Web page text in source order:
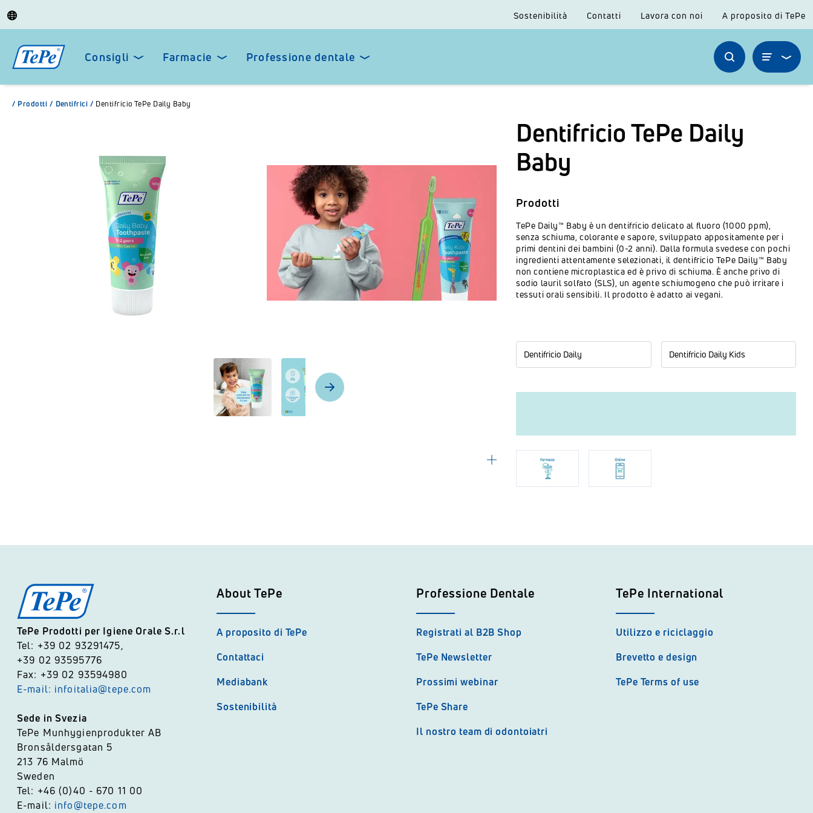
Sostenibilità Contatti Lavora con noi A proposito di TePe
Consigli Farmacie Professione dentale
/ Prodotti / Dentifrici / Dentifricio TePe Daily Baby
Dentifricio TePe Daily
Baby
Prodotti
TePe Daily™ Baby è un dentifricio delicato al fluoro (1000 ppm),
senza schiuma, colorante e sapore, sviluppato appositamente per i
primi dentini dei bambini (0-2 anni). Dalla formula svedese con pochi
ingredienti attentamente selezionati, il dentifricio TePe Daily™ Baby
non contiene microplastica ed è privo di schiuma. È anche privo di
sodio lauril solfato (SLS), un agente schiumogeno che può irritare i
tessuti orali sensibili. Il prodotto è adatto ai vegani.
Dentifricio Daily Dentifricio Daily Kids
TePe Prodotti per Igiene Orale S.r.l
Tel: +39 02 93291475,
+39 02 93595776
Fax: +39 02 93594980
E-mail: infoitalia@tepe.com
Sede in Svezia
TePe Munhygienprodukter AB
Bronsåldersgatan 5
213 76 Malmö
Sweden
Tel: +46 (0)40 - 670 11 00
E-mail: info@tepe.com
About TePe
A proposito di TePe
Contattaci
Mediabank
Sostenibilità
Professione Dentale
Registrati al B2B Shop
TePe Newsletter
Prossimi webinar
TePe Share
Il nostro team di odontoiatri
TePe International
Utilizzo e riciclaggio
Brevetto e design
TePe Terms of use